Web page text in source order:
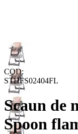
COD:
STHFS02404FL
Scaun de
Spoon